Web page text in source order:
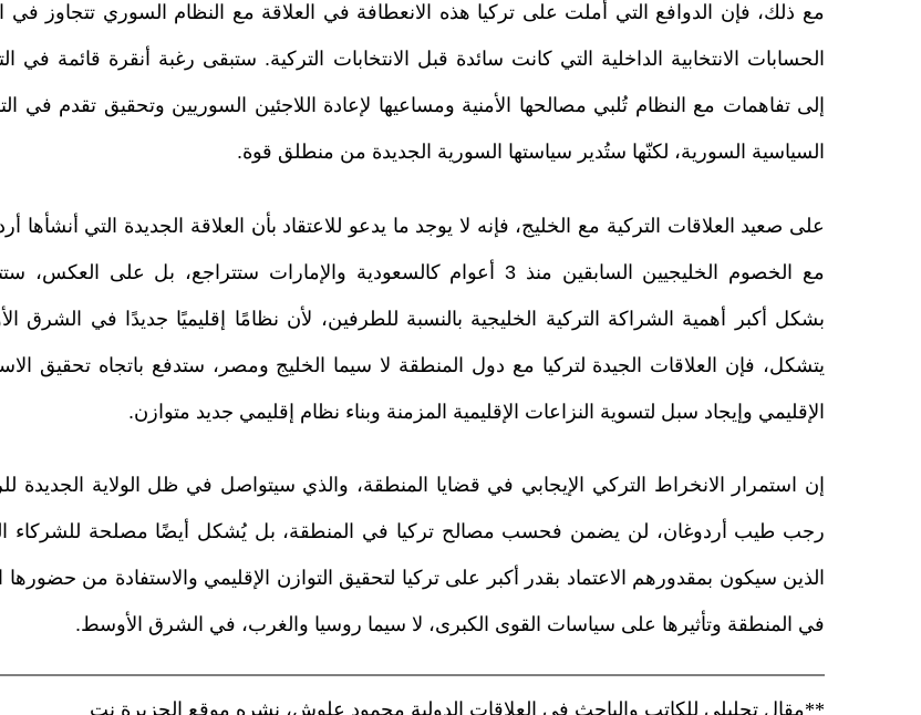
مع ذلك، فإن الدوافع التي أملت على تركيا هذه الانعطافة في العلاقة مع النظام السوري تتجاوز في
الحسابات الانتخابية الداخلية التي كانت سائدة قبل الانتخابات التركية. ستبقى رغبة أنقرة قائمة في
إلى تفاهمات مع النظام تُلبي مصالحها الأمنية ومساعيها لإعادة اللاجئين السوريين وتحقيق تقدم في
السياسية السورية، لكنّها ستُدير سياستها السورية الجديدة من منطلق قوة.
على صعيد العلاقات التركية مع الخليج، فإنه لا يوجد ما يدعو للاعتقاد بأن العلاقة الجديدة التي أنشأها
مع الخصوم الخليجيين السابقين منذ 3 أعوام كالسعودية والإمارات ستتراجع، بل على
بشكل أكبر أهمية الشراكة التركية الخليجية بالنسبة للطرفين، لأن نظامًا إقليميًا جديدًا في الشرق
يتشكل، فإن العلاقات الجيدة لتركيا مع دول المنطقة لا سيما الخليج ومصر، ستدفع باتجاه تحقيق
الإقليمي وإيجاد سبل لتسوية النزاعات الإقليمية المزمنة وبناء نظام إقليمي جديد متوازن.
إن استمرار الانخراط التركي الإيجابي في قضايا المنطقة، والذي سيتواصل في ظل الولاية الجديدة
رجب طيب أردوغان، لن يضمن فحسب مصالح تركيا في المنطقة، بل يُشكل أيضًا مصلحة للشركاء
الذين سيكون بمقدورهم الاعتماد بقدر أكبر على تركيا لتحقيق التوازن الإقليمي والاستفادة من حضورها
في المنطقة وتأثيرها على سياسات القوى الكبرى، لا سيما روسيا والغرب، في الشرق الأوسط.
**مقال تحليلي للكاتب والباحث في العلاقات الدولية محمود علوش، نشره موقع الجزيرة نت